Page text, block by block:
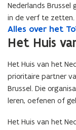
Nederlands Brussel
in de verf te zetten.
A
e
o
v
e
h
Alles over het
A
l
l
e
o
v
e
h
Het Huis
Het Huis van het
prioritaire partner
Brussel. Die
leren, oefenen of
Het Huis van het